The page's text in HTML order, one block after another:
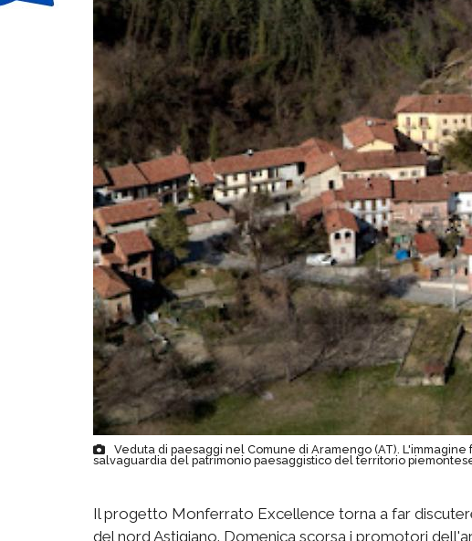
Veduta di paesaggi nel Comune di Aramengo (AT).
salvaguardia del patrimonio paesaggistico del territorio
Il progetto Monferrato Excellence torna a far
del nord Astigiano. Domenica scorsa i promotori